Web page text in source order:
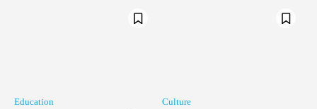
Education Culture